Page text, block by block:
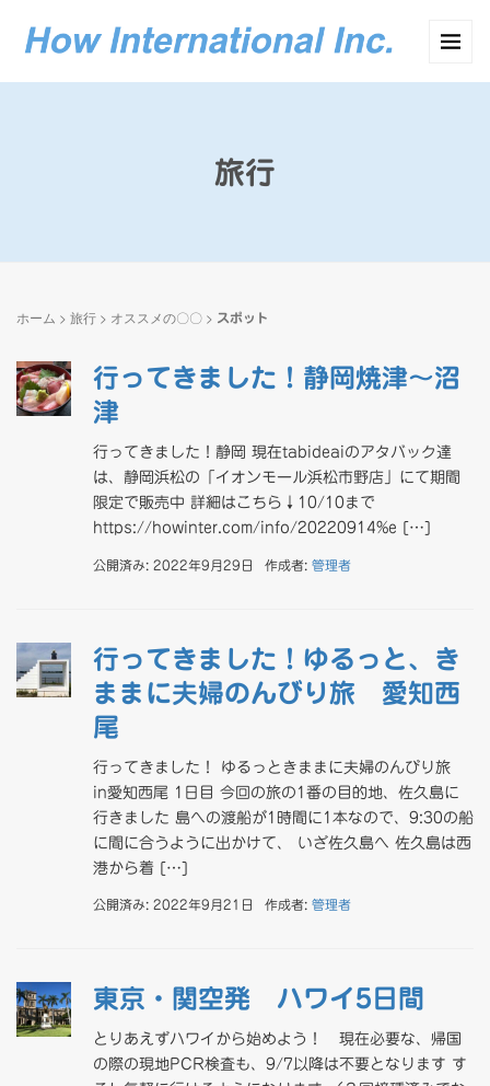
旅行
ホーム > 旅行 > オススメの〇〇 > スポット
行ってきました！静岡焼津～沼
津
行ってきました！静岡 現在tabideaiのアタバック達
は、静岡浜松の「イオンモール浜松市野店」にて期間
限定で販売中 詳細はこちら↓10/10まで
https://howinter.com/info/20220914%e […]
公開済み: 2022年9月29日 作成者: 管理者
行ってきました！ゆるっと、き
ままに夫婦のんびり旅 愛知西
尾
行ってきました！ ゆるっときままに夫婦のんびり旅
in愛知西尾 1日目 今回の旅の1番の目的地、佐久島に
行きました 島への渡船が1時間に1本なので、9:30の船
に間に合うように出かけて、 いざ佐久島へ 佐久島は西
港から着 […]
公開済み: 2022年9月21日 作成者: 管理者
東京・関空発 ハワイ5日間
とりあえずハワイから始めよう！ 現在必要な、帰国
の際の現地PCR検査も、9/7以降は不要となります す